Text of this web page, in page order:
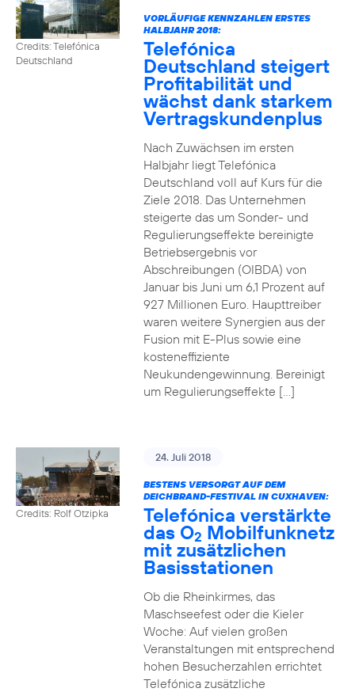
Credits: Telefónica
Deutschland
VORLÄUFIGE KENNZAHLEN ERSTES
HALBJAHR 2018:
Telefónica
Deutschland steigert
Profitabilität und
wächst dank starkem
Vertragskundenplus
Nach Zuwächsen im ersten
Halbjahr liegt Telefónica
Deutschland voll auf Kurs für die
Ziele 2018. Das Unternehmen
steigerte das um Sonder- und
Regulierungseffekte bereinigte
Betriebsergebnis vor
Abschreibungen (OIBDA) von
Januar bis Juni um 6,1 Prozent auf
927 Millionen Euro. Haupttreiber
waren weitere Synergien aus der
Fusion mit E-Plus sowie eine
kosteneffiziente
Neukundengewinnung. Bereinigt
um Regulierungseffekte […]
Credits: Rolf Otzipka
24. Juli 2018
BESTENS VERSORGT AUF DEM
DEICHBRAND-FESTIVAL IN CUXHAVEN:
Telefónica verstärkte
das O2 Mobilfunknetz
mit zusätzlichen
Basisstationen
Ob die Rheinkirmes, das
Maschseefest oder die Kieler
Woche: Auf vielen großen
Veranstaltungen mit entsprechend
hohen Besucherzahlen errichtet
Telefónica zusätzliche